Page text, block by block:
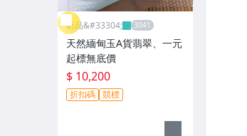
昕品&#33304;
天然緬甸玉A貨翡翠、一元
起標無底價
$ 10,200
折扣碼 競標